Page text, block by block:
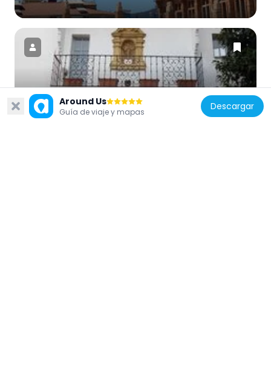
España
Museo Fran Daurel
Around Us
Guía de viaje y mapas Descargar